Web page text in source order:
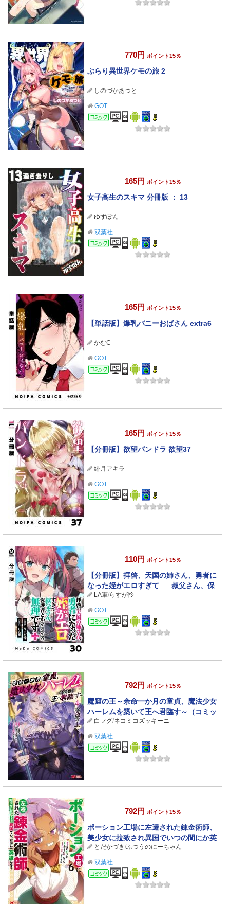
770円 ポイント15％
ぶらり異世界ケモの旅 2
しのづかあつと
GOT
コミック
165円 ポイント15％
女子高生のスキマ 分冊版 ： 13
ゆずぽん
双葉社
コミック
165円 ポイント15％
【単話版】爆乳バニーおばさん extra6
かむC
GOT
コミック
165円 ポイント15％
【分冊版】欲望パンドラ 欲望37
緋月アキラ
GOT
コミック
110円 ポイント15％
【分冊版】拝啓、天国の姉さん、勇者に
なった姪がエロすぎて── 叔父さん、保
護者とかそろそろ無理です＋（ぷらす）
30
LA軍/らすが怜
GOT
コミック
792円 ポイント15％
魔窟の王～余命一か月の童貞、魔法少女
ハーレムを築いて王へ君臨す～（コミッ
ク） ： 4 【電子コミック限定特典付き】
白フグ/ネコミコズッキーニ
双葉社
コミック
792円 ポイント15％
ポーション工場に左遷された錬金術師、
美少女に拉致され異国でいつの間にか英
雄になる（コミック） ： 6
とだかづき/ふつうのにーちゃん
双葉社
コミック